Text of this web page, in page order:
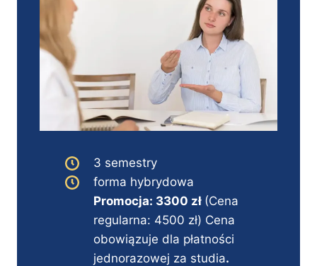
3 semestry
forma hybrydowa
Promocja: 3300 zł (Cena
regularna: 4500 zł) Cena
obowiązuje dla płatności
jednorazowej za studia.